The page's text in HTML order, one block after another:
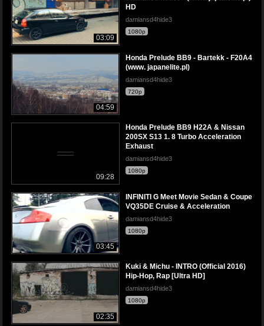
03:09
HD
damiansd4hide3
1080p
04:59
Honda Prelude BB9 - Bartekk - F20A4
(www. japanelite.pl)
damiansd4hide3
720p
09:28
Honda Prelude BB9 H22A & Nissan
200SX S13 1. 8 Turbo Acceleration
Exhaust
damiansd4hide3
1080p
03:45
INFINITI G Meet Movie Sedan & Coupe
VQ35DE Cruise & Acceleration
damiansd4hide3
1080p
02:35
Kuki & Michu - INTRO (Official 2016)
Hip-Hop, Rap [Ultra HD]
damiansd4hide3
1080p